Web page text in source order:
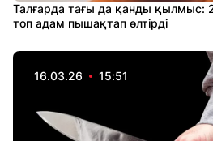
Талғарда тағы да қанды қылмыс:
топ адам пышақтап өлтірді
16.03.26 15:51